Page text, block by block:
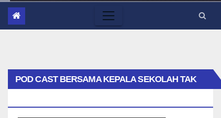
POD CAST BERSAMA KEPALA SEKOLAH TAK